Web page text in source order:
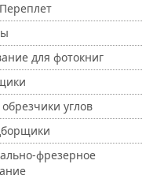
для фотокниг
углов
фрезерное